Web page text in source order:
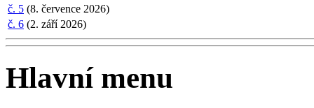
č. 5 (8. července 2026)
č. 6 (2. září 2026)
Hlavní menu